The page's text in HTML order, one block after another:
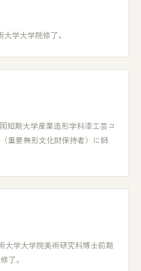
大学大学院修了。
短期大学産業造形学科漆工芸コ
重要無形文化財保持者）に師
大学大学院美術研究科博士前期
了。